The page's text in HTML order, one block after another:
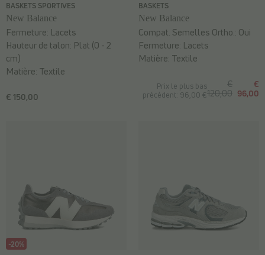
BASKETS SPORTIVES
New Balance
€ 150,00
Fermeture: Lacets
Hauteur de talon: Plat (0 - 2
cm)
Matière: Textile
BASKETS
New Balance
Prix le plus bas
précédent: 96,00 €
€
120,00
€
96,00
Compat. Semelles Ortho.: Oui
Fermeture: Lacets
Matière: Textile
-20%